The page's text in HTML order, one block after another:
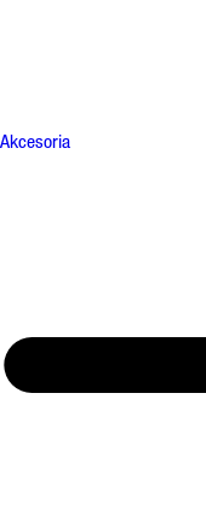
Akcesoria